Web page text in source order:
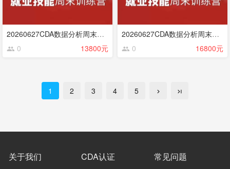
20260627CDA数据分析周末就业班Python（回放）
0
13800元
20260627CDA数据分析周末就业班 基础（回放）
0
16800元
1 2 3 4 5
关于我们 CDA认证 常见问题